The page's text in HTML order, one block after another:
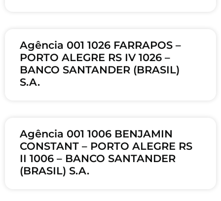
Agência 001 1026 FARRAPOS –
PORTO ALEGRE RS IV 1026 –
BANCO SANTANDER (BRASIL)
S.A.
Agência 001 1006 BENJAMIN
CONSTANT – PORTO ALEGRE RS
II 1006 – BANCO SANTANDER
(BRASIL) S.A.